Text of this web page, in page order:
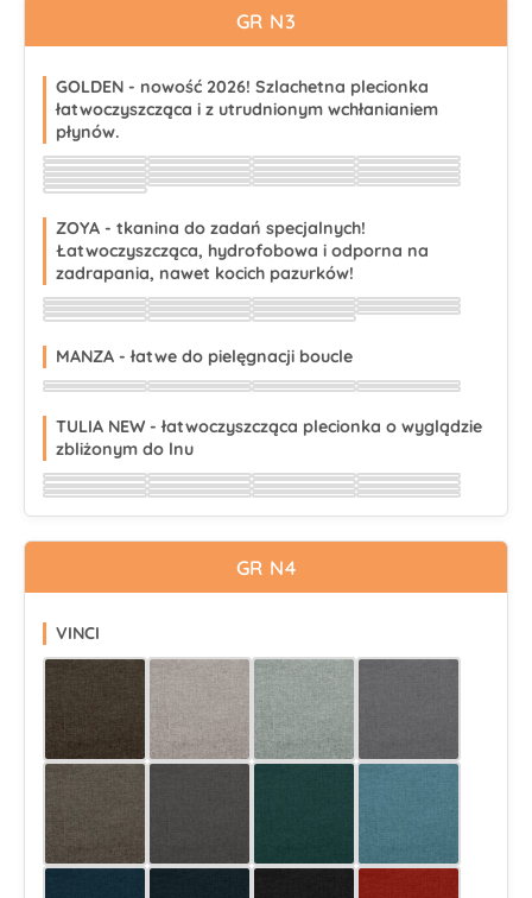
GR N3
GOLDEN - nowość 2026! Szlachetna plecionka
łatwoczyszcząca i z utrudnionym wchłanianiem
płynów.
Wybierz Wybierz Wybierz Wybierz
Wybierz Wybierz Wybierz Wybierz
Wybierz Wybierz Wybierz Wybierz
Wybierz Wybierz Wybierz Wybierz
Wybierz
ZOYA - tkanina do zadań specjalnych!
Łatwoczyszcząca, hydrofobowa i odporna na
zadrapania, nawet kocich pazurków!
Wybierz Wybierz Wybierz Wybierz
Wybierz Wybierz Wybierz Wybierz
Wybierz Wybierz Wybierz
MANZA - łatwe do pielęgnacji boucle
Wybierz Wybierz Wybierz Wybierz
TULIA NEW - łatwoczyszcząca plecionka o wyglądzie
zbliżonym do lnu
Wybierz Wybierz Wybierz Wybierz
Wybierz Wybierz Wybierz Wybierz
Wybierz Wybierz Wybierz Wybierz
GR N4
VINCI